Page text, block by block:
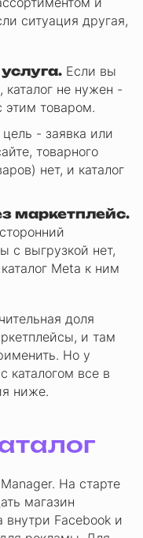
ситуация другая,
Если вы
не нужен -
этим товаром.
цель - заявка или
товарного
нет, и каталог
маркетплейс.
с выгрузкой нет,
Meta к ним
доля
и там
Но у
каталогом все в
ниже.
На старте
магазин
внутри Facebook и